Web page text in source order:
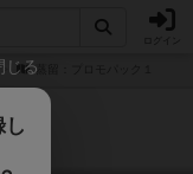
蒸留：プロモパック１
じる